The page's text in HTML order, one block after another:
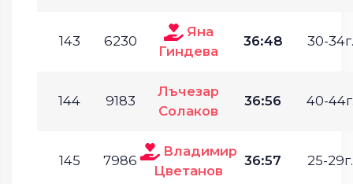
143 6230
Яна
Гиндева
36:48 30-34г.
144 9183
Лъчезар
Солаков
36:56 40-
145 7986
Владимир
Цветанов
36:57 25-29г.